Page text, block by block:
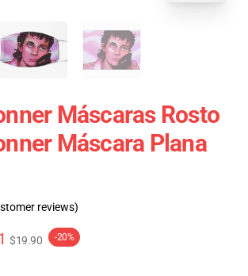
Máscaras Rosto
Máscara Plana
reviews)
$19.90 -20%